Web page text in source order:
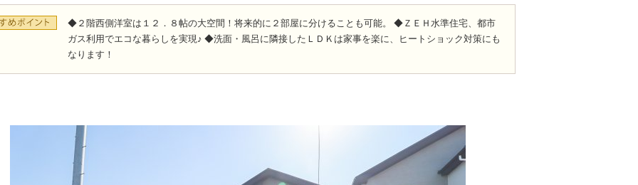
◆２階西側洋室は１２．８帖の大空間！将来的に２部屋に分けることも可能。 ◆ＺＥＨ水準住宅、都市
ガス利用でエコな暮らしを実現♪ ◆洗面・風呂に隣接したＬＤＫは家事を楽に、ヒートショック対策にも
なります！